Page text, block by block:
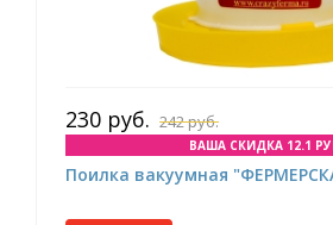
230 руб. 242 руб.
ВАША СКИДКА 12.1
Поилка вакуумная